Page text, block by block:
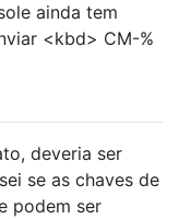
ainda tem
<kbd> CM-%
deveria ser
se as chaves de
podem ser